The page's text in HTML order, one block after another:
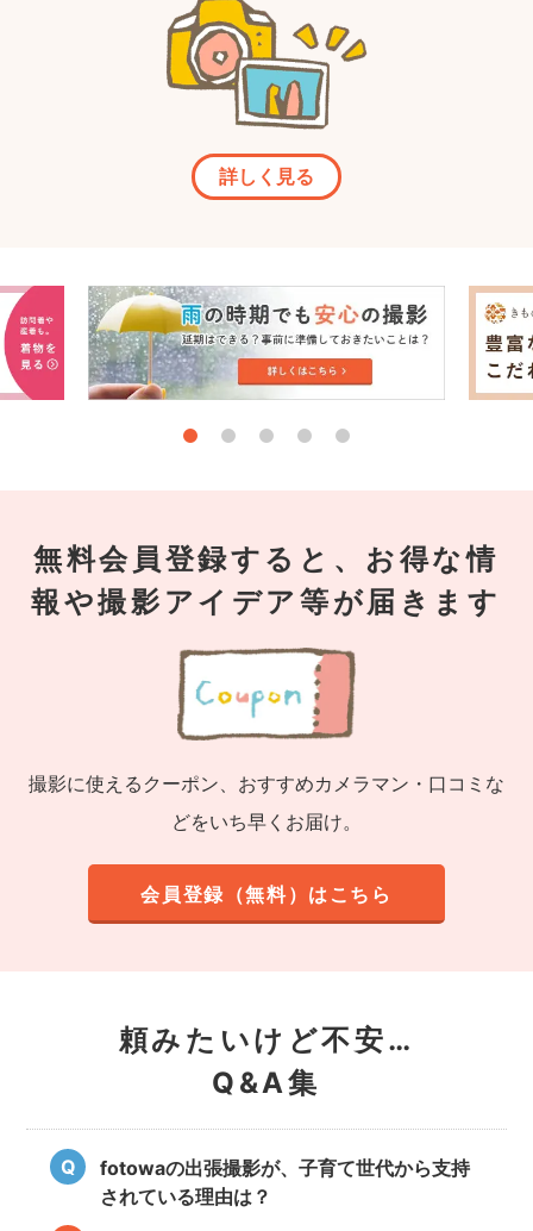
詳しく見る
無料会員登録すると、お得な情
報や撮影アイデア等が届きます
撮影に使えるクーポン、おすすめカメラマン・口コミな
どをいち早くお届け。
会員登録（無料）はこちら
頼みたいけど不安…
Q&A集
fotowaの出張撮影が、子育て世代から支持
されている理由は？